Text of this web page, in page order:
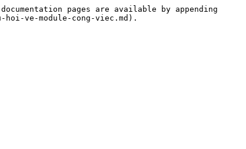
pages are available by appending
ve-module-cong-viec.md).